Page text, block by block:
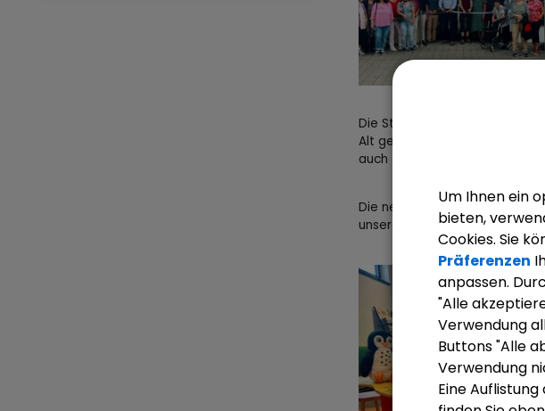
Die Stadt Olching freut sich,
Alt geschaffen werden
auch einen
Die neue Stadtbücherei hat
unseren beiden
Um Ihnen ein
bieten,
Cookies. Sie
Präferenzen
anpassen.
"Alle
Verwendung
Buttons "Alle
Verwendung
Eine